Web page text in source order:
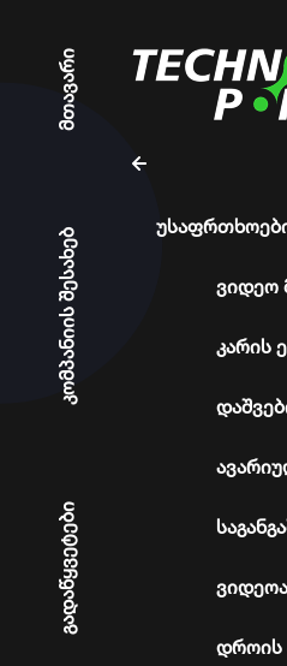
ვიდეო
კარის
დროის
მთავარი
კომპანიის შესახებ
გადაწყვეტები